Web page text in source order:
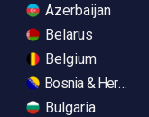
Azerbaijan
Belarus
Belgium
Bosnia &
Bulgaria